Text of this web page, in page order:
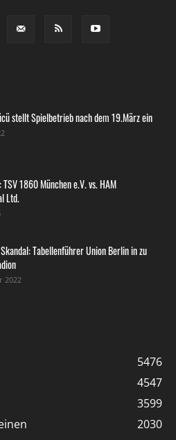
stellt Spielbetrieb nach dem 19.März ein
1860 München e.V. vs. HAM
Ltd.
Tabellenführer Union Berlin in zu
2022
5476
4547
3599
2030